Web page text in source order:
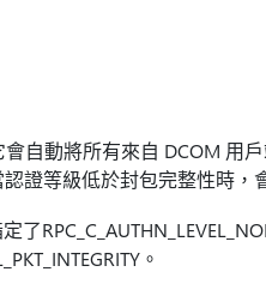
自動將所有來自 DCOM 用
認證等級低於封包完整性時，
了
。